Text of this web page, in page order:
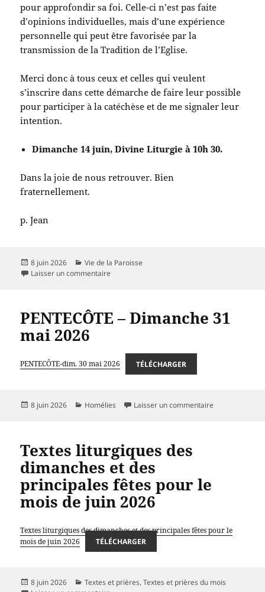
pour approfondir sa foi. Celle-ci n’est pas faite
d’opinions individuelles, mais d’une expérience
personnelle qui peut être favorisée par la
transmission de la Tradition de l’Eglise.
Merci donc à tous ceux et celles qui veulent
s’inscrire dans cette démarche de faire leur possible
pour participer à la catéchèse et de me signaler leur
intention.
Dimanche 14 juin, Divine Liturgie à 10h 30.
Dans la joie de nous retrouver. Bien
fraternellement.
p. Jean
Publié
le
8 juin 2026 Catégories
Vie de la Paroisse
Laisser un commentairesur
PENTECÔTE – Dimanche 31
mai 2026
PENTECÔTE-dim. 30 mai 2026 TÉLÉCHARGER
Publié
8 juin 2026 Catégories
Homélies Laisser un commentairesur
Textes liturgiques des
dimanches et des
principales fêtes pour le
mois de juin 2026
Textes liturgiques des dimanches et des principales fêtes pour le
mois de juin 2026
TÉLÉCHARGER
Publié
8 juin 2026 Catégories
Textes et prières,Textes et prières du mois